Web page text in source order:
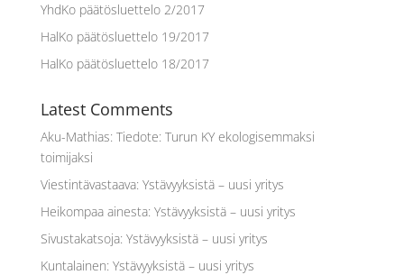
YhdKo päätösluettelo 2/2017
HalKo päätösluettelo 19/2017
HalKo päätösluettelo 18/2017
Latest Comments
Aku-Mathias: Tiedote: Turun KY ekologisemmaksi
toimijaksi
Viestintävastaava: Ystävyyksistä – uusi yritys
Heikompaa ainesta: Ystävyyksistä – uusi yritys
Sivustakatsoja: Ystävyyksistä – uusi yritys
Kuntalainen: Ystävyyksistä – uusi yritys